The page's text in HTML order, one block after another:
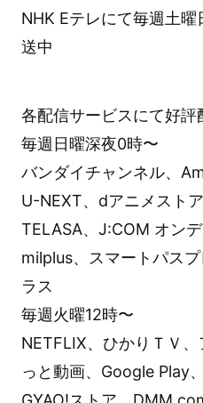
NHK Eテレにて毎週土
送中
各配信サービスにて好評
毎週日曜深夜0時〜
バンダイチャンネル、
U-NEXT、dアニメスト
TELASA、J:COM オンデ
milplus、スマートパス
ラス
毎週火曜12時〜
NETFLIX、ひかりＴＶ
っと動画、Google Play